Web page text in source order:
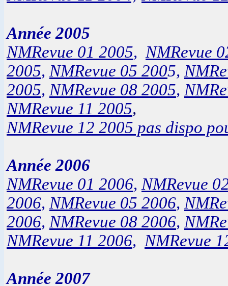
Année 2005
NMRevue 01 2005, NMRevue
2005, NMRevue 05 2005,
2005, NMRevue 08 2005,
NMRevue 11 2005,
NMRevue 12 2005 pas dispo
Année 2006
NMRevue 01 2006, NMRevue
2006, NMRevue 05 2006,
2006, NMRevue 08 2006,
NMRevue 11 2006, NMRevue
Année 2007